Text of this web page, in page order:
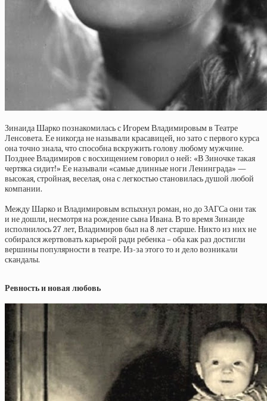
Зинаида Шарко познакомилась с Игорем Владимировым в Театре
Ленсовета. Ее никогда не называли красавицей, но зато с первого курса
она точно знала, что способна вскружить голову любому мужчине.
Позднее Владимиров с восхищением говорил о ней: «В Зиночке такая
чертяка сидит!» Ее называли «самые длинные ноги Ленинграда» —
высокая, стройная, веселая, она с легкостью становилась душой любой
компании.
Между Шарко и Владимировым вспыхнул роман, но до ЗАГСа они так
и не дошли, несмотря на рождение сына Ивана. В то время Зинаиде
исполнилось 27 лет, Владимиров был на 8 лет старше. Никто из них не
собирался жертвовать карьерой ради ребенка – оба как раз достигли
вершины популярности в театре. Из-за этого то и дело возникали
скандалы.
Ревность и новая любовь